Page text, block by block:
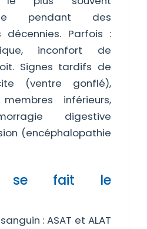
pendant des
Parfois :
inconfort de
Signes tardifs de
(ventre gonflé),
inférieurs,
digestive
(encéphalopathie
se fait le
: ASAT et ALAT